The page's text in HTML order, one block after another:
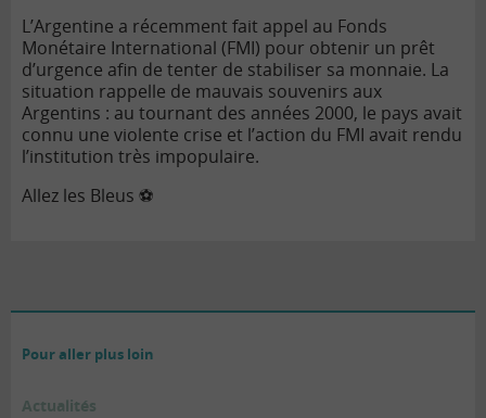
L’Argentine a récemment fait appel au Fonds
Monétaire International (FMI) pour obtenir un prêt
d’urgence afin de tenter de stabiliser sa monnaie. La
situation rappelle de mauvais souvenirs aux
Argentins : au tournant des années 2000, le pays avait
connu une violente crise et l’action du FMI avait rendu
l’institution très impopulaire.
Allez les Bleus ⚽
Pour aller plus loin
Actualités